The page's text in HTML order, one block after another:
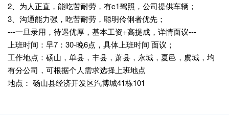
2、为人正直，能吃苦耐劳，有c1驾照，公司提供车辆；
3、沟通能力强，吃苦耐劳，聪明伶俐者优先；
---一旦录用，待遇优厚，基本工资+高提成，详情面议---
上班时间：早7：30-晚6点，具体上班时间 面议；
工作地点：砀山，单县，丰县，萧县，永城，夏邑，虞城，均
有分公司，可根据个人需求选择上班地点
地点： 砀山县经济开发区汽博城41栋101